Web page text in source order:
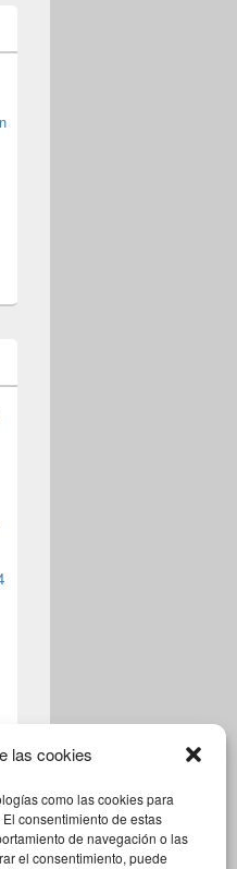
las cookies
como las cookies para
consentimiento de estas
de navegación o las
el consentimiento, puede